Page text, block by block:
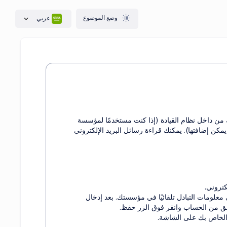
وضع الموضوع
من داخل نظام القيادة (إذا كنت مستخدمًا لمؤسسة
إضافتها). يمكنك قراءة رسائل البريد الإلكتروني
التبادل تلقائيًا في مؤسستك. بعد إدخال
من الحساب وانقر فوق الزر حفظ.
الخاص بك على الشاشة.